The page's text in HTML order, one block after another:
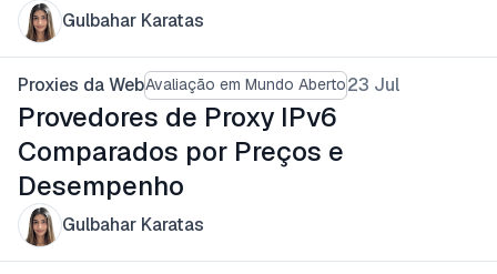
Gulbahar Karatas
Proxies da WebAvaliação em Mundo Aberto23 Jul
Provedores de Proxy IPv6
Comparados por Preços e
Desempenho
Gulbahar Karatas